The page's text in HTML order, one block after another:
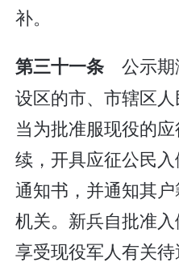
补。
第三十一条 公示期
设区的市、市辖区
当为批准服现役的
续，开具应征公民
通知书，并通知其
机关。新兵自批准
享受现役军人有关